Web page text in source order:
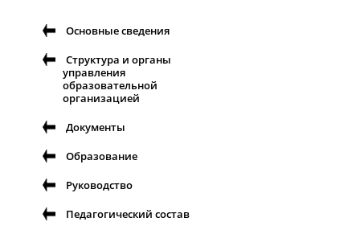
Основные сведения
Структура и органы
управления
образовательной
организацией
Документы
Образование
Руководство
Педагогический состав